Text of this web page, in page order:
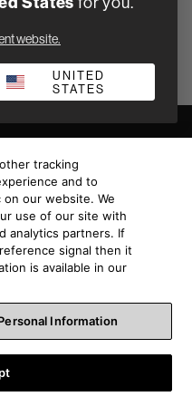
neue Produkte,
website.
UNITED
STATES
tracking
and to
our website. We
use of our site with
analytics partners. If
signal then it
is available in our
Information